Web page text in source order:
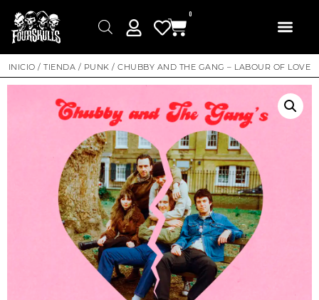
0
INICIO /TIENDA / PUNK / CHUBBY AND THE GANG – LABOUR OF LOVE